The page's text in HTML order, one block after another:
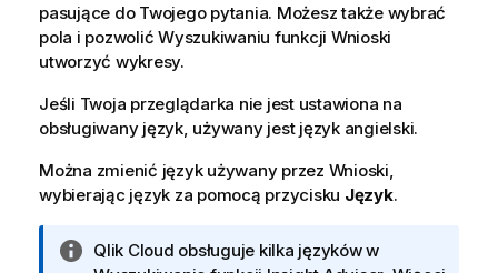
pasujące do Twojego pytania. Możesz także wybrać
pola i pozwolić Wyszukiwaniu funkcji Wnioski
utworzyć wykresy.
Jeśli Twoja przeglądarka nie jest ustawiona na
obsługiwany język, używany jest język angielski.
Można zmienić język używany przez Wnioski
wybierając język za pomocą przycisku Język.
IQlik Cloud obsługuje kilka języków w